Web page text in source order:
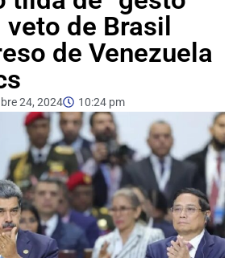
veto de Brasil
de Venezuela
24, 2024 10:24 pm